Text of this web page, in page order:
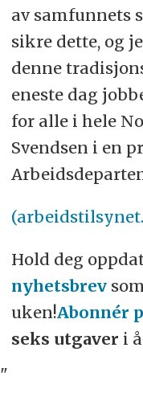
av samfunnets
sikre dette, og
denne
eneste dag
for alle i hele
Svendsen i en
Hold deg
nyhetsbrev
uken!Abonnér
seks utgaver i
"